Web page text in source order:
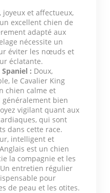
joyeux et affectueux,
excellent chien de
adapté aux
nécessite un
éviter les nœuds et
éclatante.
: Doux,
le Cavalier King
chien calme et
généralement bien
vigilant quant aux
qui sont
dans cette race.
intelligent et
est un chien
la compagnie et les
entretien régulier
pour
de peau et les otites.